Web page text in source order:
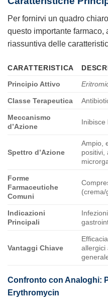
Per fornirvi un quadro
questo importante
riassuntiva delle
CARATTERISTICA
Principio Attivo
Classe Terapeutica
Meccanismo
d’Azione
Inibisce
Spettro d’Azione
Ampio,
positivi,
Forme
Farmaceutiche
Comuni
(crema/
Indicazioni
Principali
Vantaggi Chiave
allergici
Confronto con Analoghi:
Erythromycin